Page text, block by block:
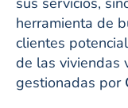
herramienta de
clientes
de las viviendas
gestionadas por